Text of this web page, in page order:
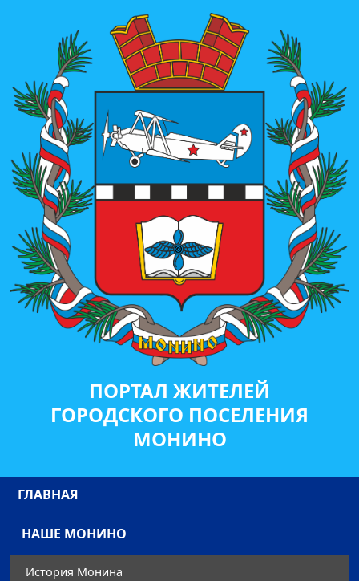
ПОРТАЛ ЖИТЕЛЕЙ
ГОРОДСКОГО ПОСЕЛЕНИЯ
МОНИНО
ГЛАВНАЯ
НАШЕ МОНИНО
История Монина